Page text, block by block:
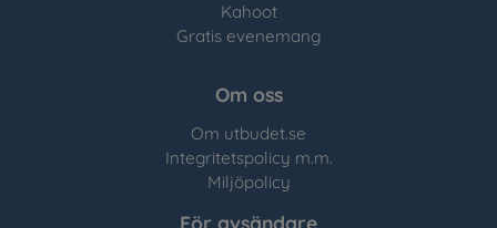
Kahoot
Gratis evenemang
Om oss
Om utbudet.se
Integritetspolicy m.m.
Miljöpolicy
För avsändare